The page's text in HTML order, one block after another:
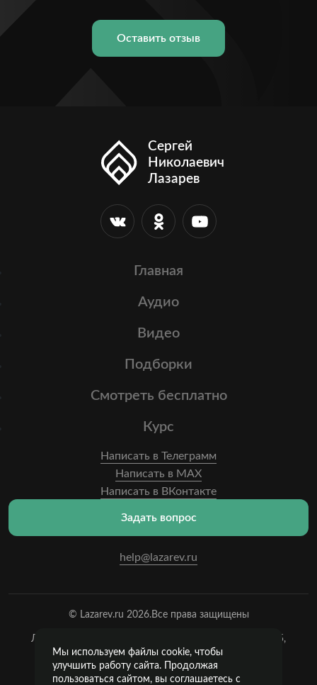
Оставить отзыв
Сергей
Николаевич
Лазарев
Главная
Аудио
Видео
Подборки
Смотреть бесплатно
Курс
Написать в Телеграмм
Написать в MAX
Написать в ВКонтакте
help@lazarev.ru
Задать вопрос
© Lazarev.ru 2026.Все права защищены
Лазарев Сергей Николаевич (ИП) ИНН: 782570100635,
ОГРНИП:
314784729300600, Р/С: 40802810102570002043,
Банк: ОАО "АЛЬФА-БАНК" БИК: 044525593, К/С:
Мы используем файлы cookie, чтобы
улучшить работу сайта. Продолжая
пользоваться сайтом, вы соглашаетесь с